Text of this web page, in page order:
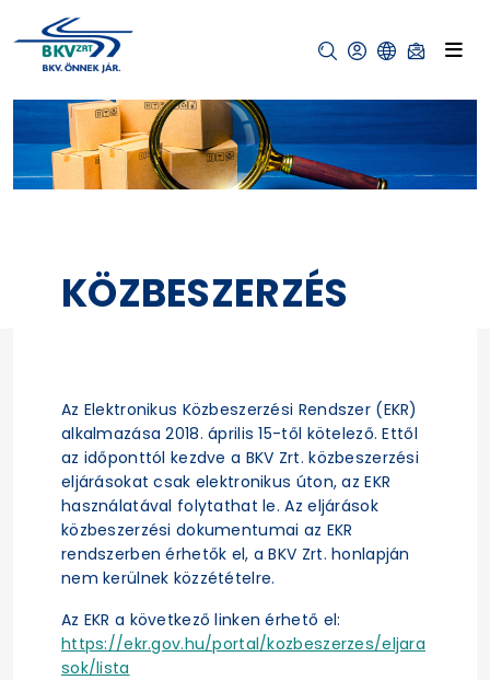
KÖZBESZERZÉS
Az Elektronikus Közbeszerzési Rendszer (EKR)
alkalmazása 2018. április 15-től kötelező. Ettől
az időponttól kezdve a BKV Zrt. közbeszerzési
eljárásokat csak elektronikus úton, az EKR
használatával folytathat le. Az eljárások
közbeszerzési dokumentumai az EKR
rendszerben érhetők el, a BKV Zrt. honlapján
nem kerülnek közzétételre.
Az EKR a következő linken érhető el:
https://ekr.gov.hu/portal/kozbeszerzes/eljara
sok/lista